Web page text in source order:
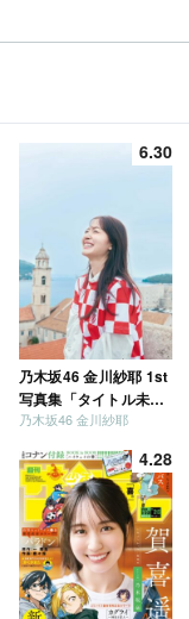
6.30
乃木坂46 金川紗耶 1st
写真集「タイトル未
定」
乃木坂46 金川紗耶
4.28